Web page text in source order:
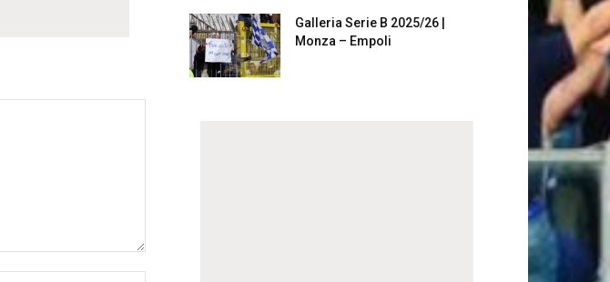
Galleria Serie B 2025/26 |
Monza – Empoli